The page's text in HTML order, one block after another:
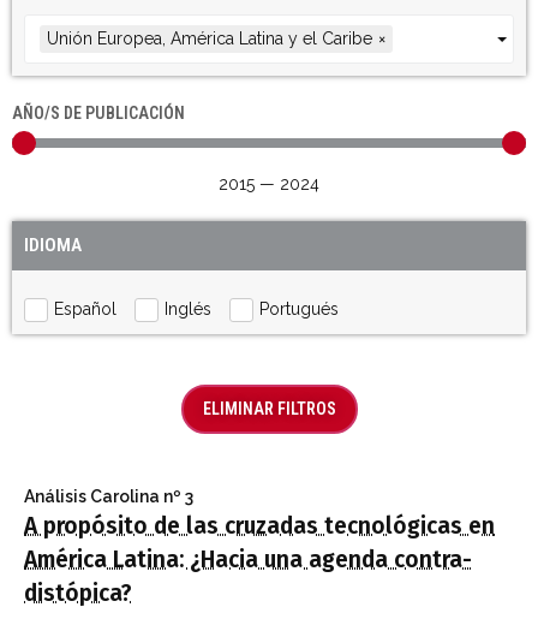
Unión Europea, América Latina y el Caribe ×
AÑO/S DE PUBLICACIÓN
2015 — 2024
IDIOMA
Español Inglés Portugués
ELIMINAR FILTROS
Análisis Carolina nº 3
A propósito de las cruzadas tecnológicas en
América Latina: ¿Hacia una agenda contra-
distópica?